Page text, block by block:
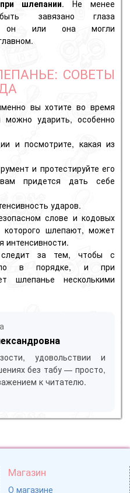
шлепании. Не менее
завязано глаза
он или она могли
СОВЕТЫ
вы хотите во время
ударить, особенно
и посмотрите, какая из
и протестируйте его
придется дать себе
ударов.
слове и кодовых
которого шлепают, может
интенсивности.
за тем, чтобы с
в порядке, и при
шлепанье несколькими
удовольствии и
без табу — просто,
к читателю.
Магазин
О магазине